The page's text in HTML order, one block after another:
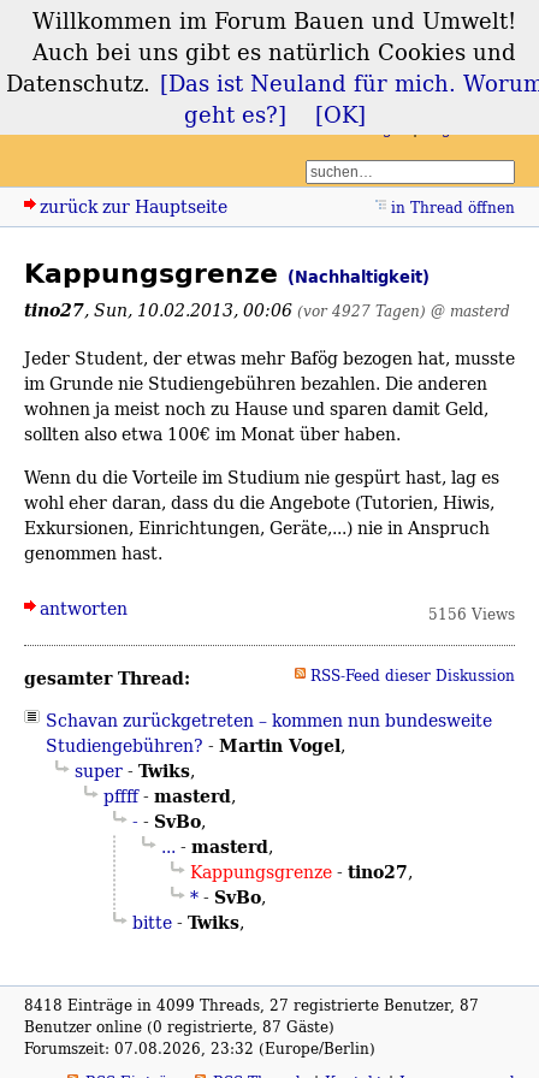
Forum Bauen und
Umwelt
zurück zur Hauptseite in Thread öffnen
Kappungsgrenze (Nachhaltigkeit)
tino27,Sun, 10.02.2013, 00:06 (vor 4927 Tagen) @ masterd
Jeder Student, der etwas mehr Bafög bezogen hat, musste
im Grunde nie Studiengebühren bezahlen. Die anderen
wohnen ja meist noch zu Hause und sparen damit Geld,
sollten also etwa 100€ im Monat über haben.
Wenn du die Vorteile im Studium nie gespürt hast, lag es
wohl eher daran, dass du die Angebote (Tutorien, Hiwis,
Exkursionen, Einrichtungen, Geräte,...) nie in Anspruch
genommen hast.
antworten 5156 Views
gesamter Thread: RSS-Feed dieser Diskussion
Schavan zurückgetreten – kommen nun bundesweite
Studiengebühren? - Martin Vogel,
super- Twiks,
pffff- masterd,
- - SvBo,
... - masterd,
Kappungsgrenze- tino27,
*- SvBo,
bitte- Twiks,
8418 Einträge in 4099 Threads, 27 registrierte Benutzer, 87
Benutzer online (0 registrierte, 87 Gäste)
Forumszeit: 07.08.2026, 23:32 (Europe/Berlin)
Willkommen im Forum Bauen und Umwelt!
Auch bei uns gibt es natürlich Cookies und
Datenschutz. [Das ist Neuland für mich.
geht es?]
[OK]